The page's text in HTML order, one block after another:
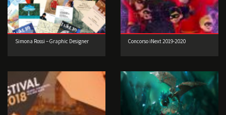
Simona Rossi – Graphic Designer Concorso iNext 2019-2020